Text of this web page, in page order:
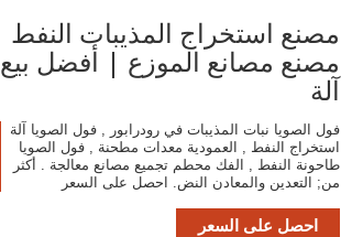
مصنع استخراج المذيبات النفط
مصنع مصانع الموزع | أفضل بيع
آلة
فول الصويا نبات المذيبات في رودرابور , فول الصويا آلة
استخراج النفط , العمودية معدات مطحنة , فول الصويا
طاحونة النفط , الفك محطم تجميع مصانع معالجة . أكثر
من; التعدين والمعادن النض. احصل على السعر
احصل على السعر